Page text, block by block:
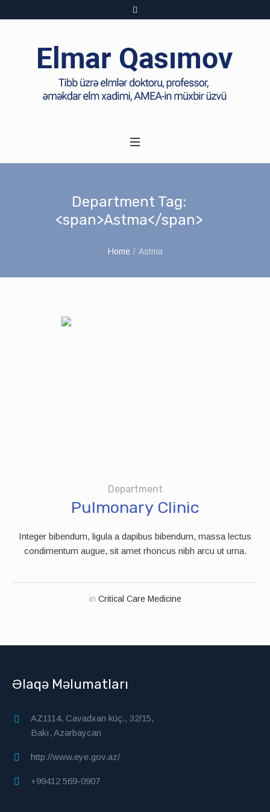
Department Tag:
<span>Astma</span>
Home / Astma
Department
Pulmonary Clinic
Integer bibendum, ligula a dapibus bibendum, massa lectus
condimentum augue, sit amet rhoncus nibh arcu ut urna.
in Critical Care Medicine
Əlaqə Məlumatları
AZ1114, Cavadxan küç., 32/15,
Bakı, Azərbaycan
http://www.eye.gov.az/
+99412 569-0907